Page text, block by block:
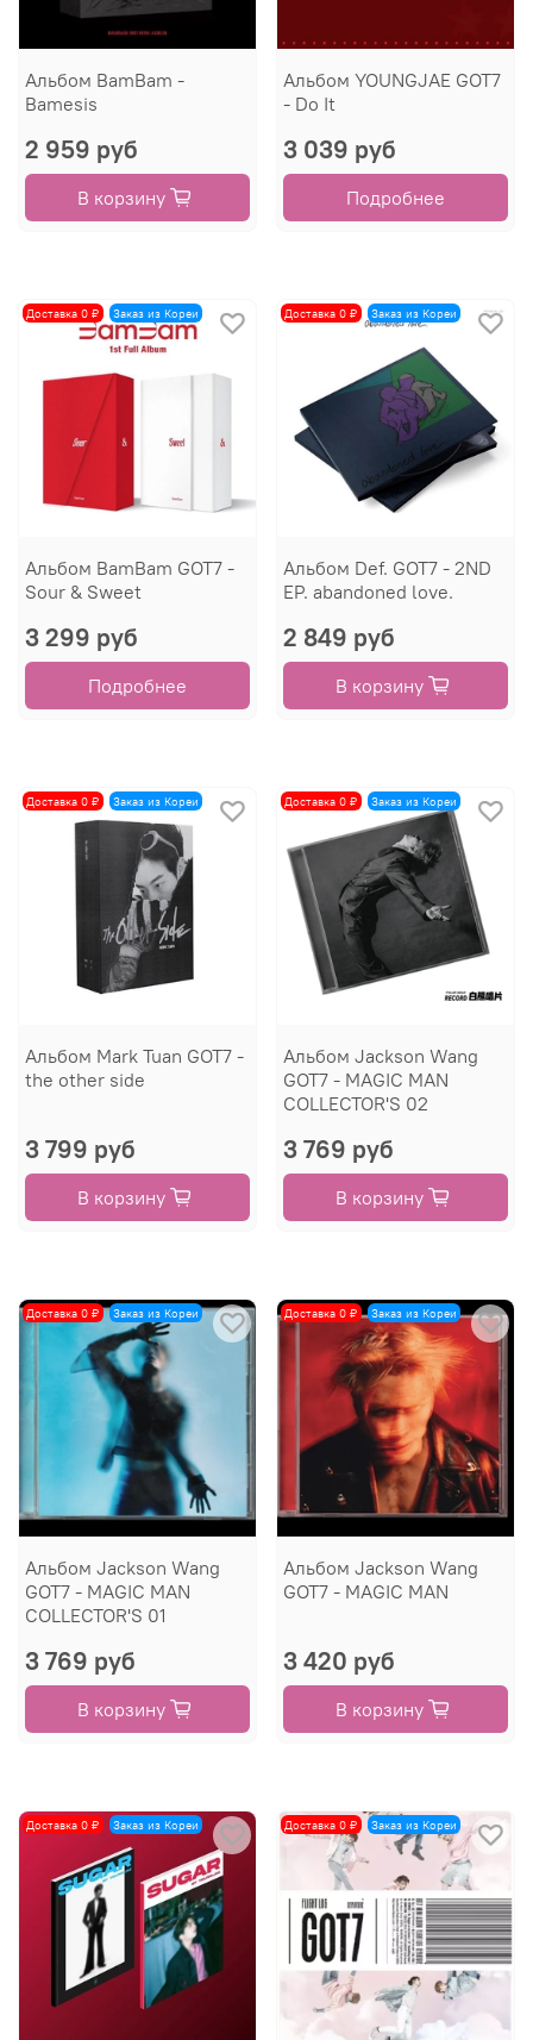
Альбом BamBam -
Bamesis
2 959 руб
В корзину
Альбом YOUNGJAE GOT7
- Do It
3 039 руб
Подробнее
Доставка 0 ₽ Заказ из Кореи
Альбом BamBam GOT7 -
Sour & Sweet
3 299 руб
Подробнее
Доставка 0 ₽ Заказ из Кореи
Альбом Def. GOT7 - 2ND
EP. abandoned love.
2 849 руб
В корзину
Доставка 0 ₽ Заказ из Кореи
Альбом Mark Tuan GOT7 -
the other side
3 799 руб
В корзину
Доставка 0 ₽ Заказ из Кореи
Альбом Jackson Wang
GOT7 - MAGIC MAN
COLLECTOR'S 02
3 769 руб
В корзину
Доставка 0 ₽ Заказ из Кореи
Альбом Jackson Wang
GOT7 - MAGIC MAN
COLLECTOR'S 01
3 769 руб
В корзину
Доставка 0 ₽ Заказ из Кореи
Альбом Jackson Wang
GOT7 - MAGIC MAN
3 420 руб
В корзину
Доставка 0 ₽ Заказ из Кореи Доставка 0 ₽ Заказ из Кореи